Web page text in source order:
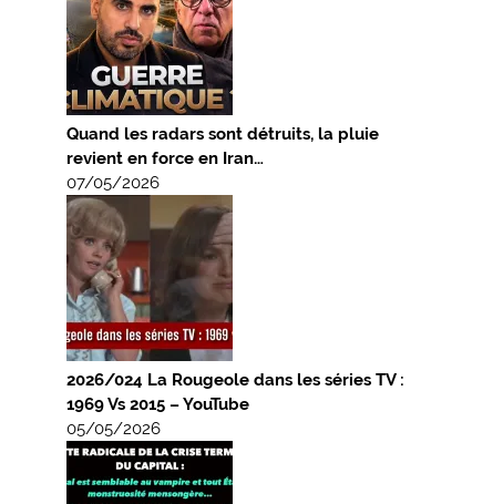
Quand les radars sont détruits, la pluie
revient en force en Iran…
07/05/2026
2026/024 La Rougeole dans les séries TV :
1969 Vs 2015 – YouTube
05/05/2026